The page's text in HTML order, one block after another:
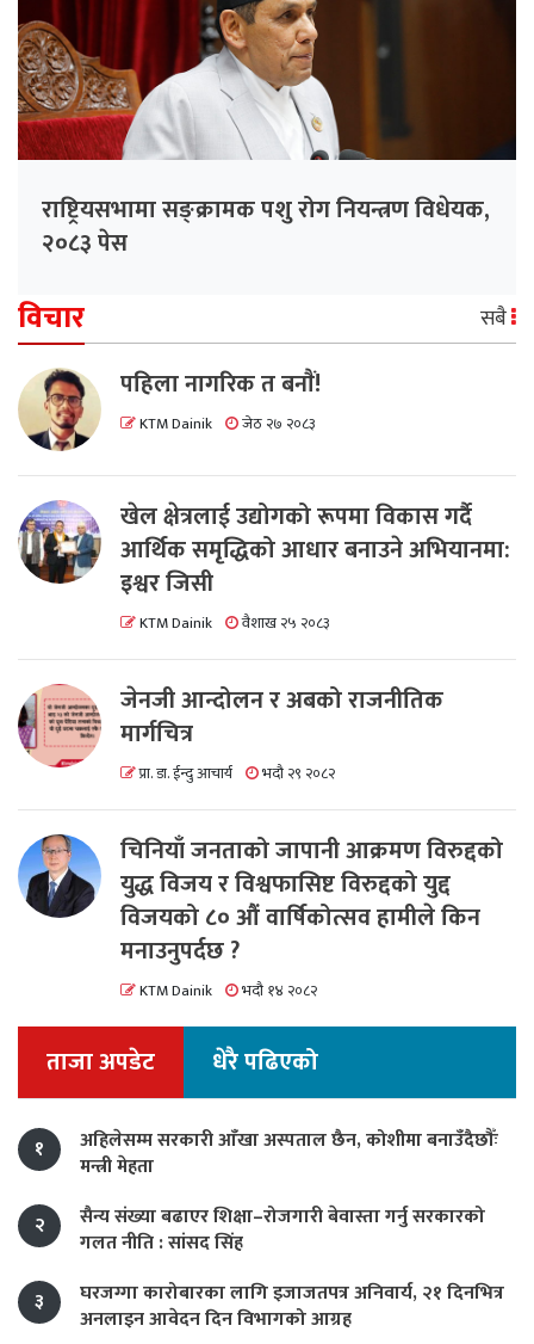
राष्ट्रियसभामा सङ्क्रामक पशु रोग नियन्त्रण विधेयक,
२०८३ पेस
विचार सबै
पहिला नागरिक त बनाैं!
KTM Dainik जेठ २७ २०८३
खेल क्षेत्रलाई उद्योगको रूपमा विकास गर्दै
आर्थिक समृद्धिको आधार बनाउने अभियानमा:
इश्वर जिसी
KTM Dainik वैशाख २५ २०८३
जेनजी आन्दोलन र अबको राजनीतिक
मार्गचित्र
प्रा. डा. ईन्दु आचार्य भदौ २९ २०८२
चिनियाँ जनताको जापानी आक्रमण विरुद्दको
युद्ध विजय र विश्वफासिष्ट विरुद्दको युद्द
विजयको ८० औं वार्षिकोत्सव हामीले किन
मनाउनुपर्दछ ?
KTM Dainik भदौ १४ २०८२
ताजा अपडेट धेरै पढिएको
१
अहिलेसम्म सरकारी आँखा अस्पताल छैन, कोशीमा बनाउँदैछौँः
मन्त्री मेहता
२
सैन्य संख्या बढाएर शिक्षा–रोजगारी बेवास्ता गर्नु सरकारको
गलत नीति : सांसद सिंह
३
घरजग्गा कारोबारका लागि इजाजतपत्र अनिवार्य, २१ दिनभित्र
अनलाइन आवेदन दिन विभागको आग्रह